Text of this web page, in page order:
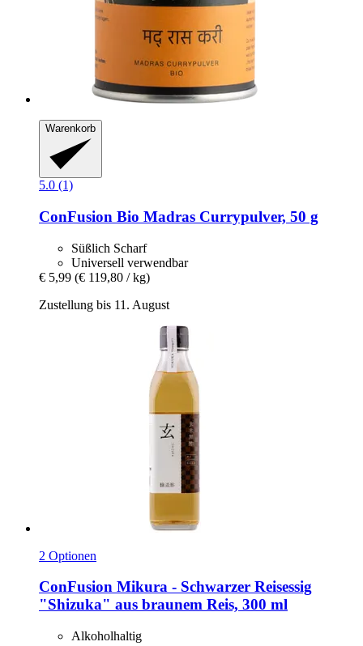
Warenkorb
5.0 (1)
ConFusion Bio Madras Currypulver, 50 g
Süßlich Scharf
Universell verwendbar
€ 5,99 (€ 119,80 / kg)
Zustellung bis 11. August
2 Optionen
ConFusion Mikura -​ Schwarzer Reisessig
"Shizuka" aus braunem Reis, 300 ml
Alkoholhaltig